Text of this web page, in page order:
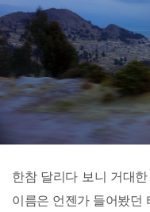
한참 달리다 보니 거대
이름은 언젠가 들어봤던